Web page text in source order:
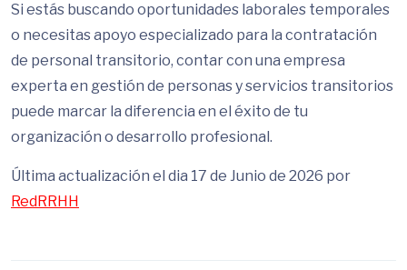
Si estás buscando oportunidades laborales temporales
o necesitas apoyo especializado para la contratación
de personal transitorio, contar con una empresa
experta en gestión de personas y servicios transitorios
puede marcar la diferencia en el éxito de tu
organización o desarrollo profesional.
Última actualización el dia 17 de Junio de 2026 por
RedRRHH